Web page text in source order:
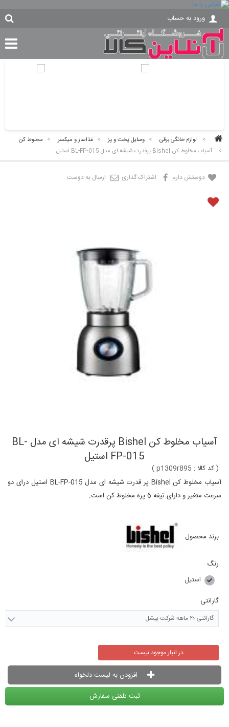
ورود به حساب
> لوازم خانگی برقی > وسایل پخت و پز > غذاساز و میکسر > مخلوط کن
>
آسیاب مخلوط کن Bishel پرقدرت شیشه ای مدل BL-FP-015 استیل
دوستش دارم اشتراک گذاری ارسال به دوست
آسیاب مخلوط کن Bishel پرقدرت شیشه ای مدل BL-
FP-015 استیل
(کد کالا : p1309r895
)
آسیاب مخلوط کن Bishel پر قدرت شیشه ای مدل BL-FP-015 استیل درای دو
سرعت متغیر و دارای تیغه 6 پره مخلوط کن است.
برند محصول
رنگ
استیل
گارانتی
گارانتی ۲۰ ماهه شرکت بیشل
در انبار موجود نیست
افزودن به لیست دلخواه
ثبت تلفنی سفارش